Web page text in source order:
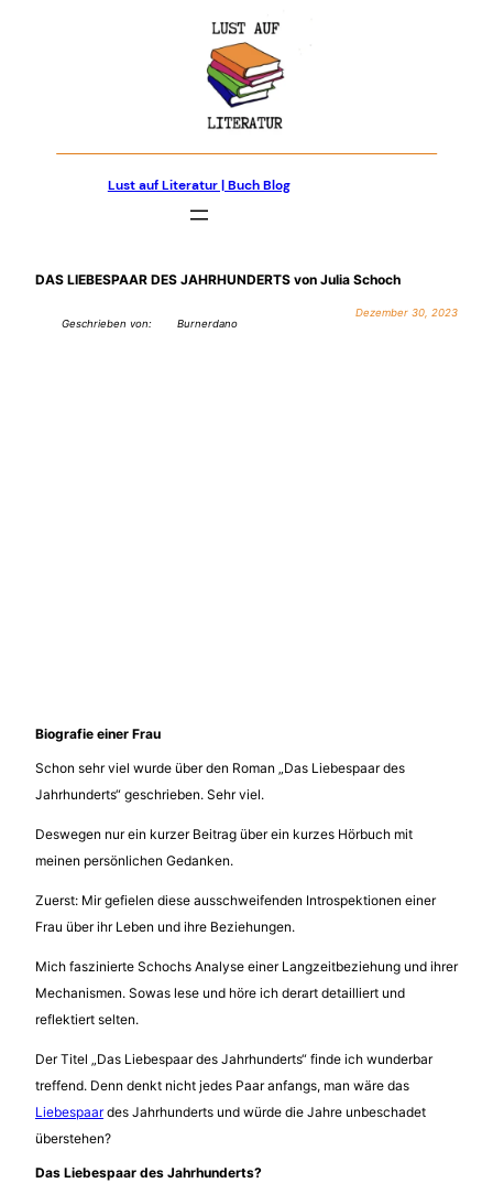
Lust auf Literatur | Buch Blog
DAS LIEBESPAAR DES JAHRHUNDERTS von Julia Schoch
Geschrieben von: Burnerdano
Dezember 30, 2023
Biografie einer Frau
Schon sehr viel wurde über den Roman „Das Liebespaar des
Jahrhunderts“ geschrieben. Sehr viel.
Deswegen nur ein kurzer Beitrag über ein kurzes Hörbuch mit
meinen persönlichen Gedanken.
Zuerst: Mir gefielen diese ausschweifenden Introspektionen einer
Frau über ihr Leben und ihre Beziehungen.
Mich faszinierte Schochs Analyse einer Langzeitbeziehung und ihrer
Mechanismen. Sowas lese und höre ich derart detailliert und
reflektiert selten.
Der Titel „Das Liebespaar des Jahrhunderts“ finde ich wunderbar
treffend. Denn denkt nicht jedes Paar anfangs, man wäre das
Liebespaardes Jahrhunderts und würde die Jahre unbeschadet
überstehen?
Das Liebespaar des Jahrhunderts?